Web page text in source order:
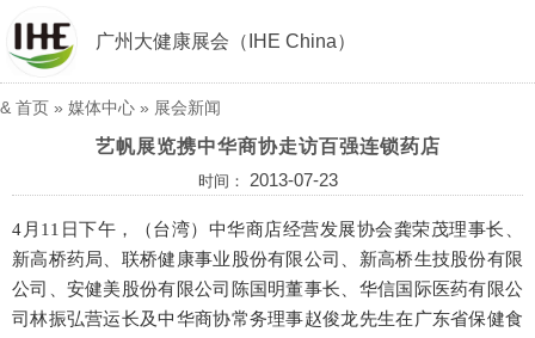
广州大健康展会（IHE China）
& 首页 » 媒体中心 » 展会新闻
艺帆展览携中华商协走访百强连锁药店
时间： 2013-07-23
4月11日下午，（台湾）中华商店经营发展协会龚荣茂理事长、
新高桥药局、联桥健康事业股份有限公司、新高桥生技股份有限
公司、安健美股份有限公司陈国明董事长、华信国际医药有限公
司林振弘营运长及中华商协常务理事赵俊龙先生在广东省保健食